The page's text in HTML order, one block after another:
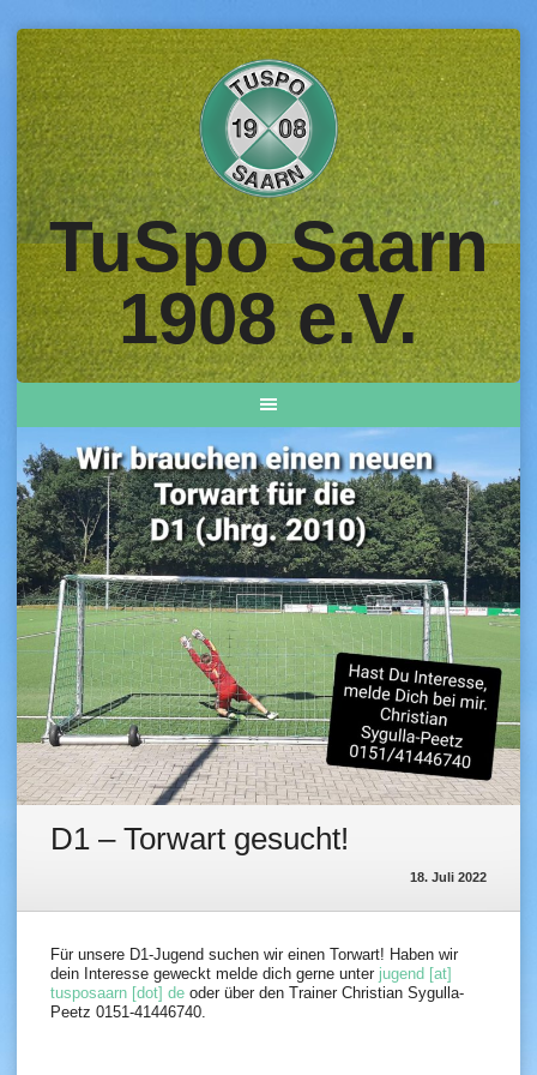
Skip
to
content
TuSpo Saarn
1908 e.V.
D1 – Torwart gesucht!
18. Juli 2022
Für unsere D1-Jugend suchen wir einen Torwart! Haben wir
dein Interesse geweckt melde dich gerne unter jugend [at]
tusposaarn [dot] de oder über den Trainer Christian Sygulla-
Peetz 0151-41446740.